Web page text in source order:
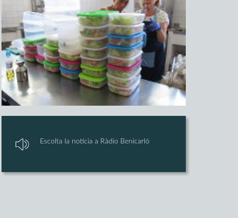
Escolta la notícia a Ràdio Benicarló